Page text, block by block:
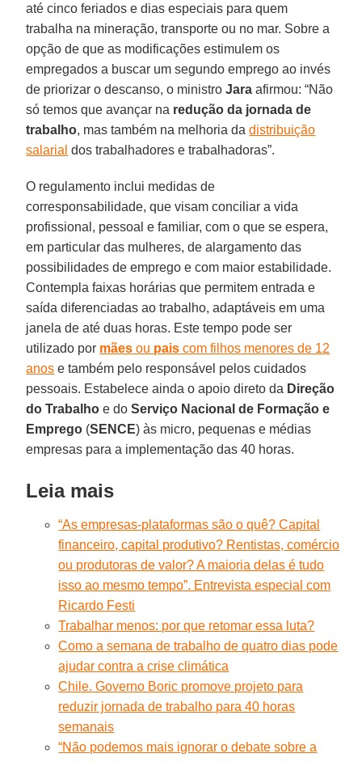
até cinco feriados e dias especiais para quem
trabalha na mineração, transporte ou no mar. Sobre a
opção de que as modificações estimulem os
empregados a buscar um segundo emprego ao invés
de priorizar o descanso, o ministroJara afirmou: “Não
só temos que avançar na redução da jornada de
trabalho, mas também na melhoria da distribuição
salarial dos trabalhadores e trabalhadoras”.
O regulamento inclui medidas de
corresponsabilidade, que visam conciliar a vida
profissional, pessoal e familiar, com o que se espera,
em particular das mulheres, de alargamento das
possibilidades de emprego e com maior estabilidade.
Contempla faixas horárias que permitem entrada e
saída diferenciadas ao trabalho, adaptáveis ​​em uma
janela de até duas horas. Este tempo pode ser
utilizado por mães ou pais com filhos menores de 12
anos e também pelo responsável pelos cuidados
pessoais. Estabelece ainda o apoio direto da Direção
do Trabalho e do Serviço Nacional de Formação e
Emprego (SENCE) às micro, pequenas e médias
empresas para a implementação das 40 horas.
Leia mais
“As empresas-plataformas são o quê? Capital
financeiro, capital produtivo? Rentistas, comércio
ou produtoras de valor? A maioria delas é tudo
isso ao mesmo tempo”. Entrevista especial com
Ricardo Festi
Trabalhar menos: por que retomar essa luta?
Como a semana de trabalho de quatro dias pode
ajudar contra a crise climática
Chile. Governo Boric promove projeto para
reduzir jornada de trabalho para 40 horas
semanais
“Não podemos mais ignorar o debate sobre a